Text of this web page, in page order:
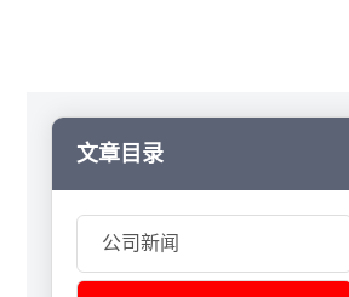
文章目录
公司新闻